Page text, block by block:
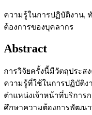
ความรู้ในการปฏิบัติงาน,
ต้องการของบุคลากร
Abstract
การวิจัยครั้งนี้มีวัตถุประส
ความรู้ที่ใช้ในการปฏิบัติ
ตำแหน่งเจ้าหน้าที่บริการ
ศึกษาความต้องการพัฒน